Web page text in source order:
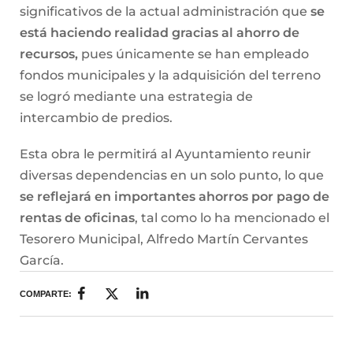
significativos de la actual administración que se
está haciendo realidad gracias al ahorro de
recursos, pues únicamente se han empleado
fondos municipales y la adquisición del terreno
se logró mediante una estrategia de
intercambio de predios.
Esta obra le permitirá al Ayuntamiento reunir
diversas dependencias en un solo punto, lo que
se reflejará en importantes ahorros por pago de
rentas de oficinas, tal como lo ha mencionado el
Tesorero Municipal, Alfredo Martín Cervantes
García.
COMPARTE: